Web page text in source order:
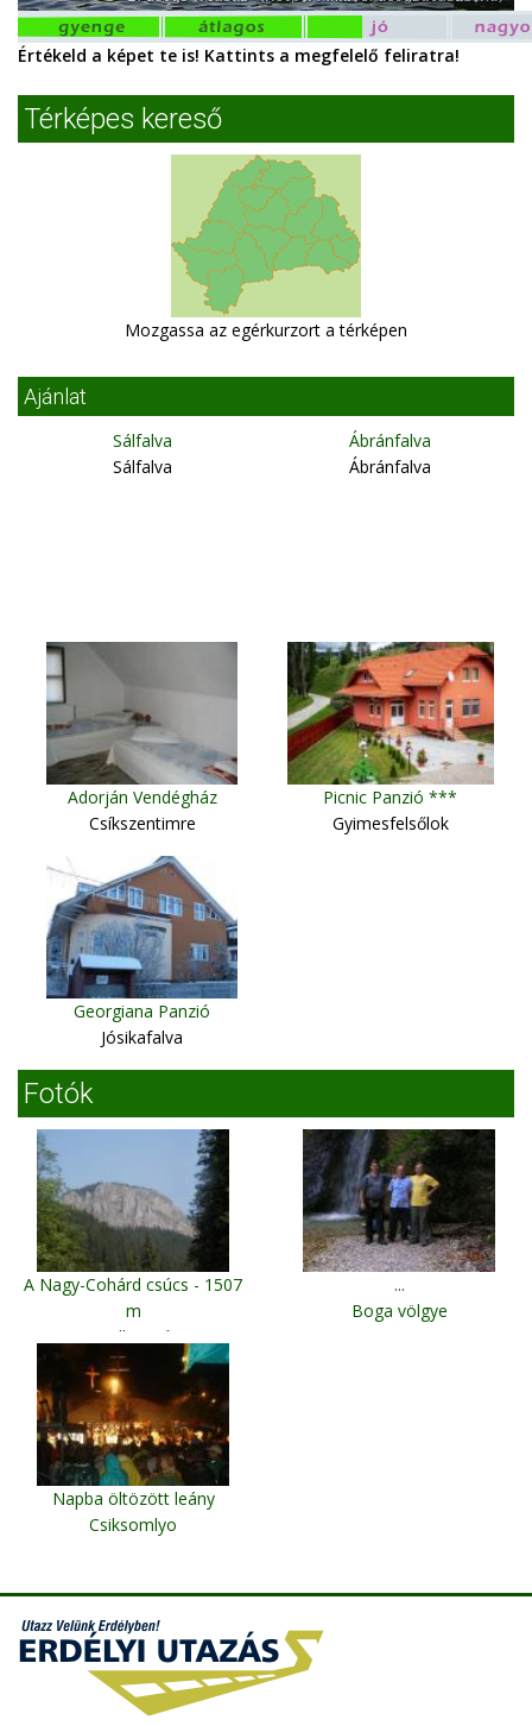
Értékeld a képet te is! Kattints a megfelelő feliratra!
Térképes kereső
Mozgassa az egérkurzort a térképen
Ajánlat
Sálfalva
Sálfalva
Ábránfalva
Ábránfalva
Adorján Vendégház
Csíkszentimre
Picnic Panzió ***
Gyimesfelsőlok
Georgiana Panzió
Jósikafalva
Fotók
A Nagy-Cohárd csúcs - 1507
m
Gyilkos-tó
...
Boga völgye
Napba öltözött leány
Csiksomlyo